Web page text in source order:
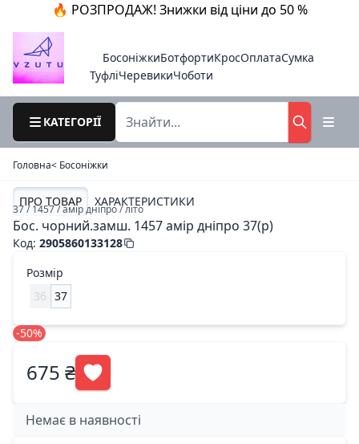
🔥 РОЗПРОДАЖ! Знижки від ціни до 50 %
БосоніжкиБотфортиКросОплатаСумка
ТуфліЧеревикиЧоботи
КАТЕГОРІЇ
Головна< Босоніжки
ПРО ТОВАР ХАРАКТЕРИСТИКИ
37 / 1457 / амір дніпро / літо
Бос. чорний.замш. 1457 амір дніпро 37(р)
Код: 2905860133128
Розмір
36 37
-50%
675 ₴
Немає в наявності